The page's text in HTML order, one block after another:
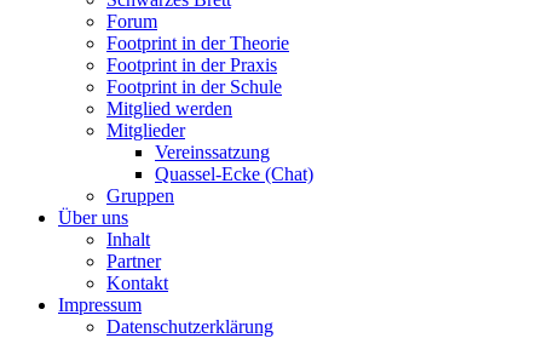
Forum
Footprint in der Theorie
Footprint in der Praxis
Footprint in der Schule
Mitglied werden
Mitglieder
Vereinssatzung
Quassel-Ecke (Chat)
Gruppen
Über uns
Inhalt
Partner
Kontakt
Impressum
Datenschutzerklärung